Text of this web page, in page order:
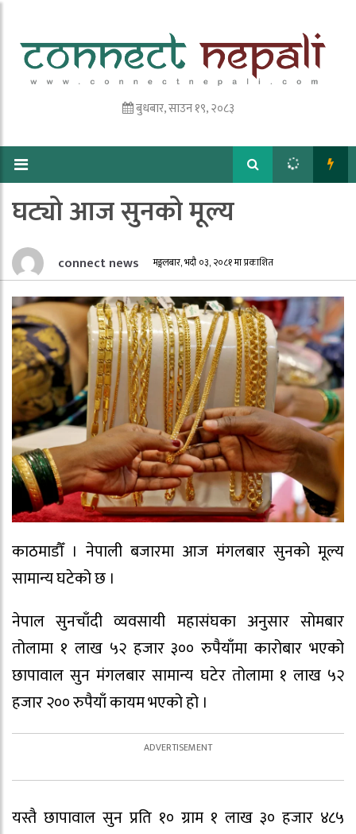
बुधबार, साउन १९, २०८३
घट्यो आज सुनको मूल्य
connect news मङ्गलबार, भदौ ०३, २०८१ मा प्रकाशित
काठमाडौँ । नेपाली बजारमा आज मंगलबार सुनको मूल्य
सामान्य घटेको छ ।
नेपाल सुनचाँदी व्यवसायी महासंघका अनुसार सोमबार
तोलामा १ लाख ५२ हजार ३०० रुपैयाँमा कारोबार भएको
छापावाल सुन मंगलबार सामान्य घटेर तोलामा १ लाख ५२
हजार २०० रुपैयाँ कायम भएको हो ।
यस्तै छापावाल सुन प्रति १० ग्राम १ लाख ३० हजार ४८५